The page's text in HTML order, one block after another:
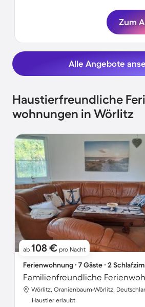
Zum
Alle Angebote
Haustierfreundliche
wohnungen in Wörlitz
ab 108 € pro Nacht
Ferienwohnung ∙ 7 Gäste ∙ 2
Wörlitz, Oranienbaum-Wörlitz,
Haustier erlaubt